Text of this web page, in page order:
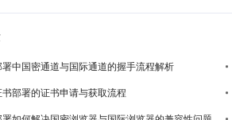
中国密通道与国际通道的握手流程解析
部署的证书申请与获取流程